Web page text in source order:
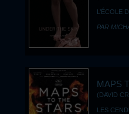
L’ÉCOLE
PAR
MAPS
(DAVID
LES